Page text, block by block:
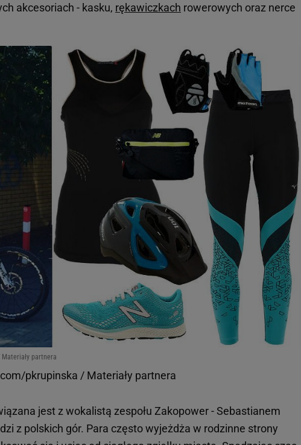
akcesoriach - kasku, rękawiczkach rowerowych oraz nerce
partnera
pkrupinska / Materiały partnera
jest z wokalistą zespołu Zakopower - Sebastianem
z polskich gór. Para często wyjeżdża w rodzinne strony